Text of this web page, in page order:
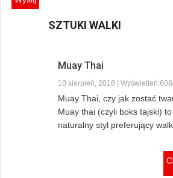
SZTUKI WALKI
Muay Thai
10 sierpień, 2018 |
Muay Thai, czy jak zostać
Muay thai (czyli boks tajski)
naturalny styl preferujący